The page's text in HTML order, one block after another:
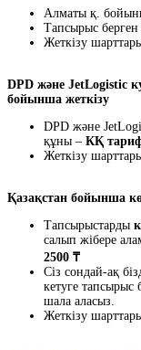
Алматы қ.
Тапсырыс берген
Жеткізу
DPD және JetLogistic
бойынша жеткізу
DPD және
құны – КҚ
Жеткізу
Қазақстан бойынша
Тапсырыстарды
салып жібере
2500 ₸
Сіз сондай-ақ
кетуге тапсырыс
шала аласыз.
Жеткізу